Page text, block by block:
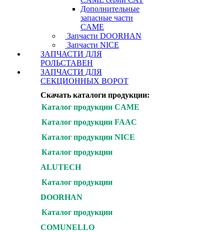
Дополнительные
запасные части
CAME
Запчасти DOORHAN
Запчасти NICE
ЗАПЧАСТИ ДЛЯ
РОЛЬСТАВЕН
ЗАПЧАСТИ ДЛЯ
СЕКЦИОННЫХ ВОРОТ
Скачать каталоги продукции:
Каталог продукции CAME
Каталог продукции FAAC
Каталог продукции NICE
Каталог продукции
ALUTECH
Каталог продукции
DOORHAN
Каталог продукции
COMUNELLO